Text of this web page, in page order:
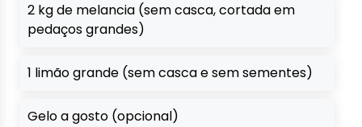
2 kg de melancia (sem casca, cortada em
pedaços grandes)
1 limão grande (sem casca e sem sementes)
Gelo a gosto (opcional)